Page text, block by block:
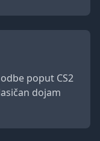
poput CS2
dojam